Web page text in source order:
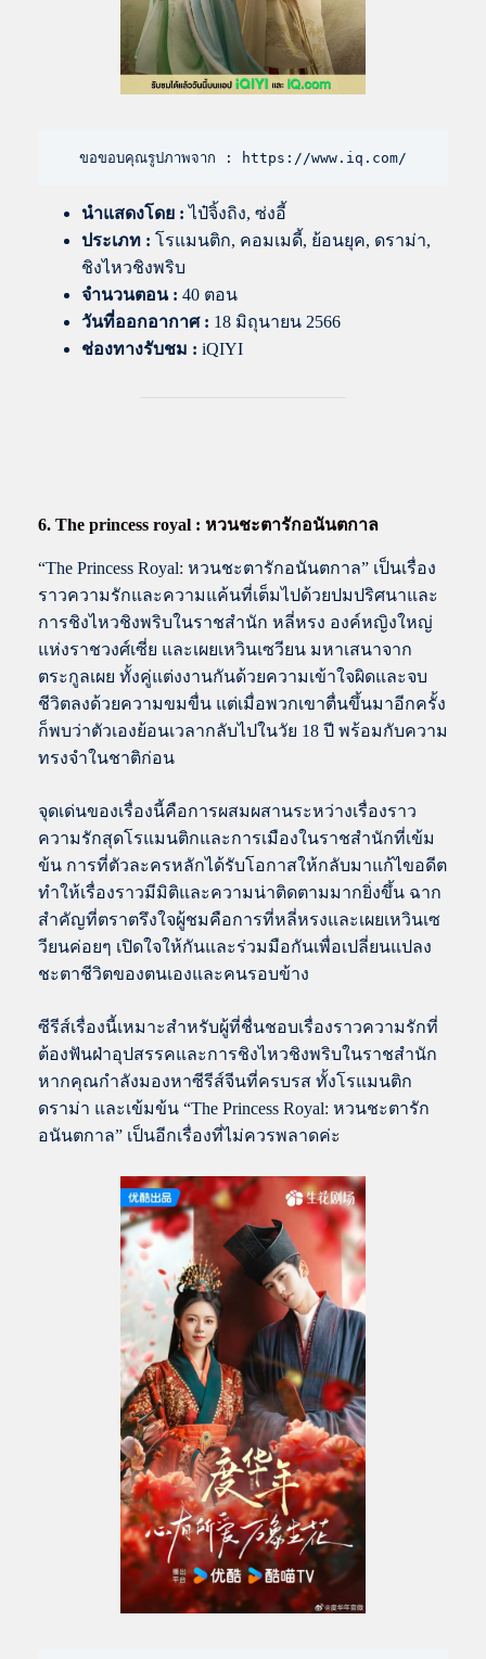
ขอขอบคุณรูปภาพจาก : https://www.iq.com/
นำแสดงโดย : ไป๋จิ้งถิง, ซ่งอี้
ประเภท : โรแมนติก, คอมเมดี้, ย้อนยุค, ดราม่า,
ชิงไหวชิงพริบ
จำนวนตอน : 40 ตอน
วันที่ออกอากาศ : 18 มิถุนายน 2566
ช่องทางรับชม : iQIYI
6. The princess royal : หวนชะตารักอนันตกาล
“The Princess Royal: หวนชะตารักอนันตกาล” เป็นเรื่อง
ราวความรักและความแค้นที่เต็มไปด้วยปมปริศนาและ
การชิงไหวชิงพริบในราชสำนัก หลี่หรง องค์หญิงใหญ่
แห่งราชวงศ์เซี่ย และเผยเหวินเซวียน มหาเสนาจาก
ตระกูลเผย ทั้งคู่แต่งงานกันด้วยความเข้าใจผิดและจบ
ชีวิตลงด้วยความขมขื่น แต่เมื่อพวกเขาตื่นขึ้นมาอีกครั้ง
ก็พบว่าตัวเองย้อนเวลากลับไปในวัย 18 ปี พร้อมกับความ
ทรงจำในชาติก่อน
จุดเด่นของเรื่องนี้คือการผสมผสานระหว่างเรื่องราว
ความรักสุดโรแมนติกและการเมืองในราชสำนักที่เข้ม
ข้น การที่ตัวละครหลักได้รับโอกาสให้กลับมาแก้ไขอดีต
ทำให้เรื่องราวมีมิติและความน่าติดตามมากยิ่งขึ้น ฉาก
สำคัญที่ตราตรึงใจผู้ชมคือการที่หลี่หรงและเผยเหวินเซ
วียนค่อยๆ เปิดใจให้กันและร่วมมือกันเพื่อเปลี่ยนแปลง
ชะตาชีวิตของตนเองและคนรอบข้าง
ซีรีส์เรื่องนี้เหมาะสำหรับผู้ที่ชื่นชอบเรื่องราวความรักที่
ต้องฟันฝ่าอุปสรรคและการชิงไหวชิงพริบในราชสำนัก
หากคุณกำลังมองหาซีรีส์จีนที่ครบรส ทั้งโรแมนติก
ดราม่า และเข้มข้น “The Princess Royal: หวนชะตารัก
อนันตกาล” เป็นอีกเรื่องที่ไม่ควรพลาดค่ะ